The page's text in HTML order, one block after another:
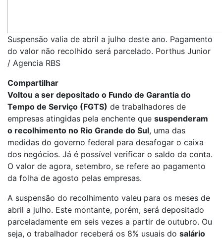
Suspensão valia de abril a julho deste ano. Pagamento
do valor não recolhido será parcelado. Porthus Junior
/ Agencia RBS
Compartilhar
Voltou a ser depositado o Fundo de Garantia do
Tempo de Serviço (FGTS) de trabalhadores de
empresas atingidas pela enchente que suspenderam
o recolhimento no Rio Grande do Sul, uma das
medidas do governo federal para desafogar o caixa
dos negócios. Já é possível verificar o saldo da conta.
O valor de agora, setembro, se refere ao pagamento
da folha de agosto pelas empresas.
A suspensão do recolhimento valeu para os meses de
abril a julho. Este montante, porém, será depositado
parceladamente em seis vezes a partir de outubro. Ou
seja, o trabalhador receberá os 8% usuais do salário